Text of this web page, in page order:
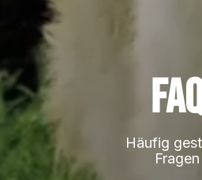
Häufig
Fragen